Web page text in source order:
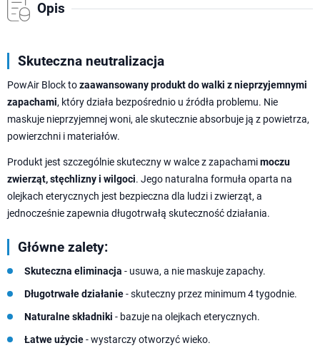
Opis
Skuteczna neutralizacja
PowAir Block tozaawansowany produkt do walki z nieprzyjemnymi
zapachami, który działa bezpośrednio u źródła problemu. Nie
maskuje nieprzyjemnej woni, ale skutecznie absorbuje ją z powietrza,
powierzchni i materiałów.
Produkt jest szczególnie skuteczny w walce z zapachamimoczu
zwierząt, stęchlizny i wilgoci. Jego naturalna formuła oparta na
olejkach eterycznych jest bezpieczna dla ludzi i zwierząt, a
jednocześnie zapewnia długotrwałą skuteczność działania.
Główne zalety:
Skuteczna eliminacja - usuwa, a nie maskuje zapachy.
Długotrwałe działanie- skuteczny przez minimum 4 tygodnie.
Naturalne składniki - bazuje na olejkach eterycznych.
Łatwe użycie- wystarczy otworzyć wieko.